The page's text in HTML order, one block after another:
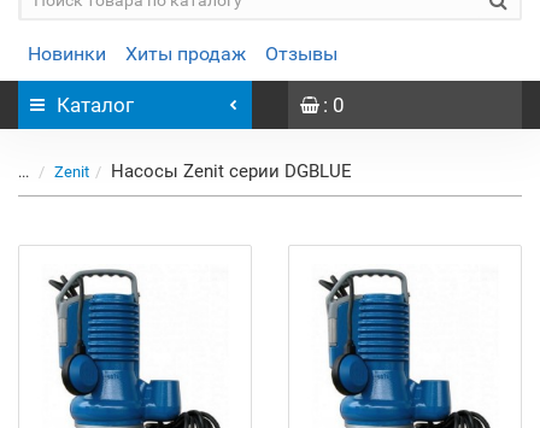
Новинки Хиты продаж Отзывы
Каталог : 0
... Zenit Насосы Zenit серии DGBLUE